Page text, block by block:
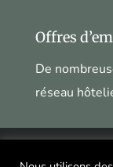
Offres
De
réseau